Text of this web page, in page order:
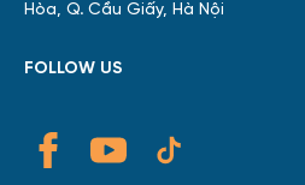
Hòa, Q. Cầu Giấy, Hà Nội
FOLLOW US